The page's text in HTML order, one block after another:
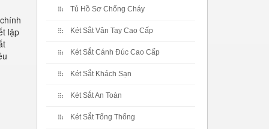
lập
Tủ Hồ Sơ Chống Cháy
Két Sắt Vân Tay Cao Cấp
Két Sắt Cánh Đúc Cao Cấp
Két Sắt Khách Sạn
Két Sắt An Toàn
Két Sắt Tổng Thống